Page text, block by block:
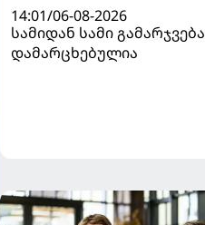
14:01/06-08-2026
სამიდან სამი
დამარცხებულია